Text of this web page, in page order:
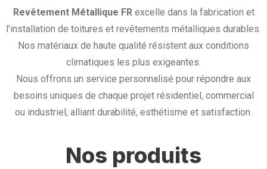
Revêtement Métallique FRexcelle dans la fabrication et
l’installation de toitures et revêtements métalliques durables.
Nos matériaux de haute qualité résistent aux conditions
climatiques les plus exigeantes.
Nous offrons un service personnalisé pour répondre aux
besoins uniques de chaque projet résidentiel, commercial
ou industriel, alliant durabilité, esthétisme et satisfaction.
Nos produits